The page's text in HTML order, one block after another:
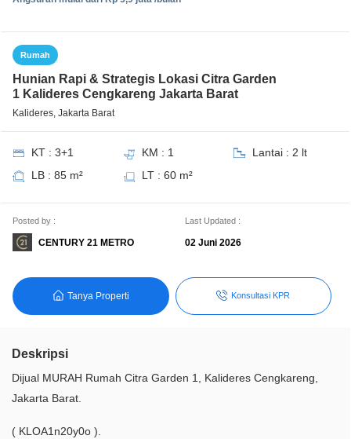
Rumah
Hunian Rapi & Strategis Lokasi Citra Garden
1 Kalideres Cengkareng Jakarta Barat
Kalideres, Jakarta Barat
KT : 3+1 KM : 1
Lantai : 2 lt
LB : 85 m²
LT : 60 m²
Posted by :
CENTURY 21 METRO
Last Updated :
02 Juni 2026
Tanya Properti Konsultasi KPR
Deskripsi
Dijual MURAH Rumah Citra Garden 1, Kalideres Cengkareng,
Jakarta Barat.
( KLOA1n20y0o ).